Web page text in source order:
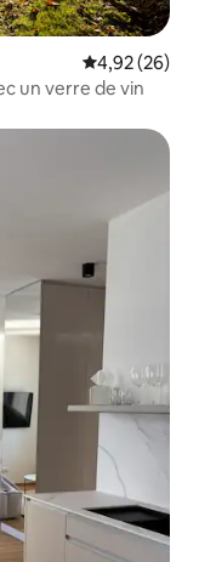
Évaluation
4,92 (26)
un verre de vin